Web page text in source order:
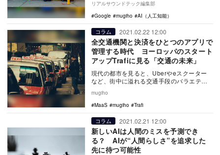
リアルサウンドテック編集部
Google
mugiho AI（人工知能）
コラム 2021.02.22 12:00
全交通機関と決済をひとつのアプリで
管理する時代 ヨーロッパのスタート
アップTrafiに見る「交通の未来」
現代の都市を見ると、Uberやeスクーター
など、街中に溢れる交通手段のバラエティ
る。 …
mugiho
MaaS
mugiho Trafi
コラム 2021.02.21 12:00
新しいAIは人間のミスを予測でき
る？ AIが“人間らしさ”を追求した
先に待つ可能性